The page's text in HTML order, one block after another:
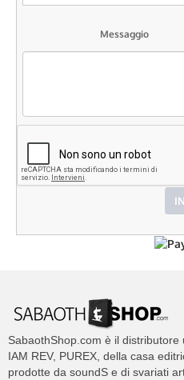
Messaggio
SabaothShop.com è il
IAM REV, PUREX, della casa
prodotte da soundS e di svariati